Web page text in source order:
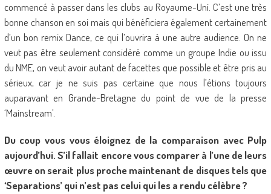
commencé à passer dans les clubs au Royaume-Uni. C’est une très
bonne chanson en soi mais qui bénéficiera également certainement
d’un bon remix Dance, ce qui l’ouvrira à une autre audience. On ne
veut pas être seulement considéré comme un groupe Indie ou issu
du NME, on veut avoir autant de facettes que possible et être pris au
sérieux, car je ne suis pas certaine que nous l’étions toujours
auparavant en Grande-Bretagne du point de vue de la presse
‘Mainstream’.
Du coup vous vous éloignez de la comparaison avec Pulp
aujourd’hui. S’il fallait encore vous comparer à l’une de leurs
œuvre on serait plus proche maintenant de disques tels que
‘Separations’ qui n’est pas celui qui les a rendu célèbre ?